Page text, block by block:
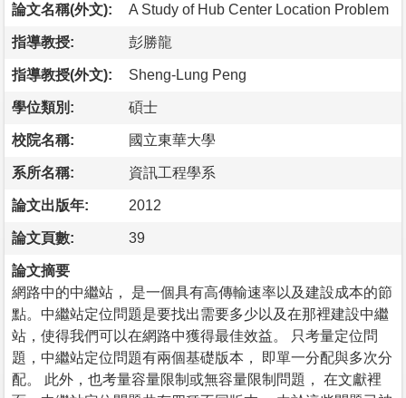
論文名稱(外文): A Study of Hub Center Location Problem
指導教授: 彭勝龍
指導教授(外文): Sheng-Lung Peng
學位類別: 碩士
校院名稱: 國立東華大學
系所名稱: 資訊工程學系
論文出版年: 2012
論文頁數: 39
論文摘要
網路中的中繼站， 是一個具有高傳輸速率以及建設成本的節
點。中繼站定位問題是要找出需要多少以及在那裡建設中繼
站，使得我們可以在網路中獲得最佳效益。 只考量定位問
題，中繼站定位問題有兩個基礎版本， 即單一分配與多次分
配。 此外，也考量容量限制或無容量限制問題， 在文獻裡